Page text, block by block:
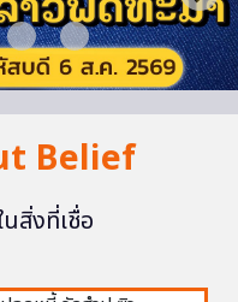
Belief
นสิ่งที่เชื่อ